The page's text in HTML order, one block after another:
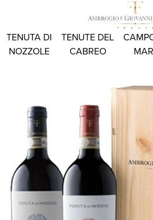
TENUTA DI
NOZZOLE
TENUTE DEL
CABREO